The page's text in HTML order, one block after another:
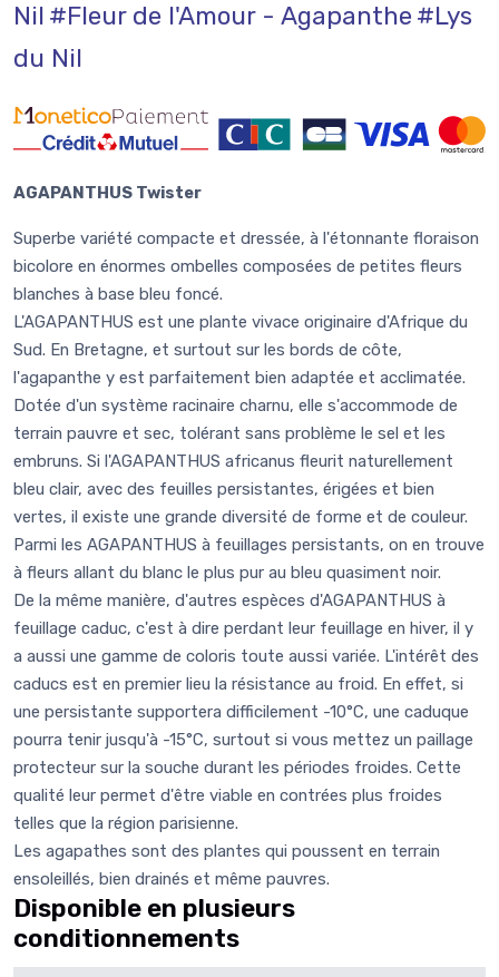
Nil #Fleur de l'Amour - Agapanthe#Lys
du Nil
AGAPANTHUS Twister
Superbe variété compacte et dressée, à l'étonnante floraison
bicolore en énormes ombelles composées de petites fleurs
blanches à base bleu foncé.
L'AGAPANTHUS est une plante vivace originaire d'Afrique du
Sud. En Bretagne, et surtout sur les bords de côte,
l'agapanthe y est parfaitement bien adaptée et acclimatée.
Dotée d'un système racinaire charnu, elle s'accommode de
terrain pauvre et sec, tolérant sans problème le sel et les
embruns. Si l'AGAPANTHUS africanus fleurit naturellement
bleu clair, avec des feuilles persistantes, érigées et bien
vertes, il existe une grande diversité de forme et de couleur.
Parmi les AGAPANTHUS à feuillages persistants, on en trouve
à fleurs allant du blanc le plus pur au bleu quasiment noir.
De la même manière, d'autres espèces d'AGAPANTHUS à
feuillage caduc, c'est à dire perdant leur feuillage en hiver, il y
a aussi une gamme de coloris toute aussi variée. L'intérêt des
caducs est en premier lieu la résistance au froid. En effet, si
une persistante supportera difficilement -10°C, une caduque
pourra tenir jusqu'à -15°C, surtout si vous mettez un paillage
protecteur sur la souche durant les périodes froides. Cette
qualité leur permet d'être viable en contrées plus froides
telles que la région parisienne.
Les agapathes sont des plantes qui poussent en terrain
ensoleillés, bien drainés et même pauvres.
Disponible en plusieurs
conditionnements